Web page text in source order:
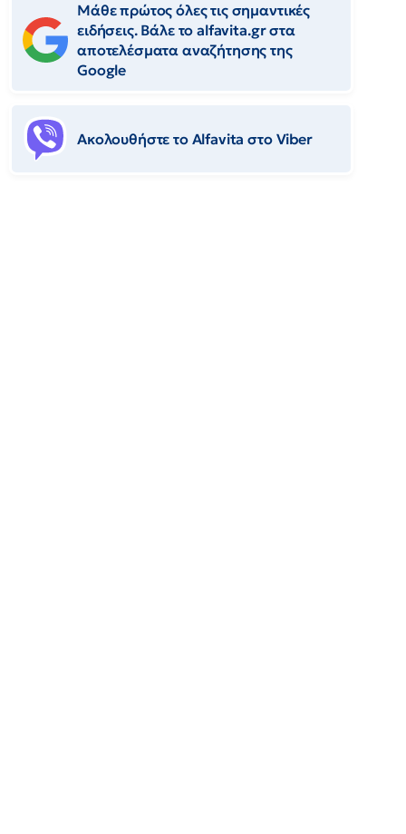
Μάθε πρώτος όλες τις σημαντικές
ειδήσεις. Βάλε το alfavita.gr στα
αποτελέσματα αναζήτησης της
Google
Ακολουθήστε το Αlfavita στο Viber